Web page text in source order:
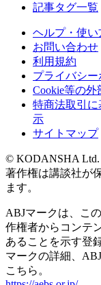
記事タグ一覧
ヘルプ・使い
お問い合わせ
利用規約
プライバシー
Cookie等の外
特商法取引
示
サイトマップ
© KODANSHA Ltd.
著作権は講談社が
ます。
ABJマークは、こ
作権者からコンテ
あることを示す登
マークの詳細、
こちら。